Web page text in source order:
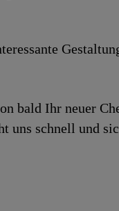
bald Ihr neuer
uns schnell und